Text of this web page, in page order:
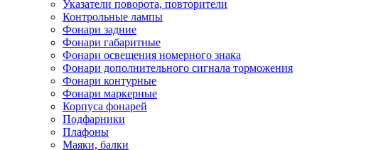
Указатели поворота, повторители
Контрольные лампы
Фонари задние
Фонари габаритные
Фонари освещения номерного знака
Фонари дополнительного сигнала торможения
Фонари контурные
Фонари маркерные
Корпуса фонарей
Подфарники
Плафоны
Маяки, балки